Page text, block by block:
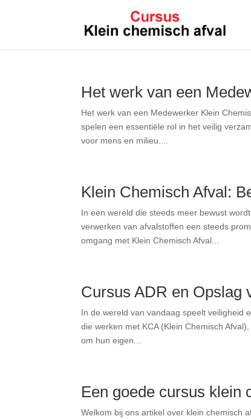
Het werk van een
Het werk van een Medewerker Klein
spelen een essentiële rol in het veilig
voor mens en milieu....
Klein Chemisch Afval:
In een wereld die steeds meer bewust
verwerken van afvalstoffen een steeds
omgang met Klein Chemisch Afval...
Cursus ADR en Opslag
In de wereld van vandaag speelt veiligheid
die werken met KCA (Klein Chemisch
om hun eigen...
Een goede cursus klein
Welkom bij ons artikel over klein chemisch